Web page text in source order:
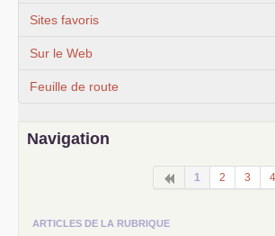
Sites favoris
Sur le Web
Feuille de route
Navigation
1 2 3 4
ARTICLES DE LA RUBRIQUE